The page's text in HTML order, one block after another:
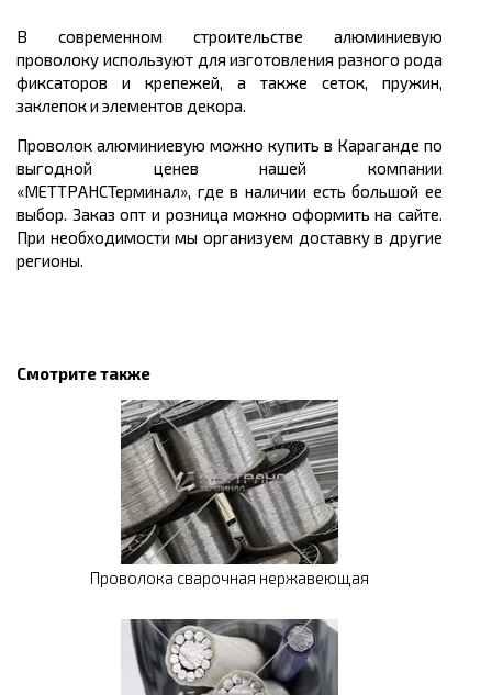
В современном строительстве алюминиевую
проволоку используют для изготовления разного рода
фиксаторов и крепежей, а также сеток, пружин,
заклепок и элементов декора.
Проволок алюминиевую можно купить в Караганде по
выгодной ценев нашей компании
«МЕТТРАНСТерминал», где в наличии есть большой ее
выбор. Заказ опт и розница можно оформить на сайте.
При необходимости мы организуем доставку в другие
регионы.
Смотрите также
Проволока сварочная нержавеющая